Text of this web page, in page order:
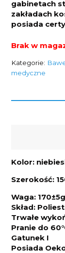
gabinetach
zakładach
posiada
Brak w
Kategorie:
medyczne
Kolor:
Szerokość:
Waga:
Skład:
Trwałe
Pranie do
Gatunek I
Posiada